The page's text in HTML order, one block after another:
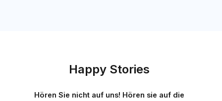
Happy Stories
Hören Sie nicht auf uns! Hören sie auf die